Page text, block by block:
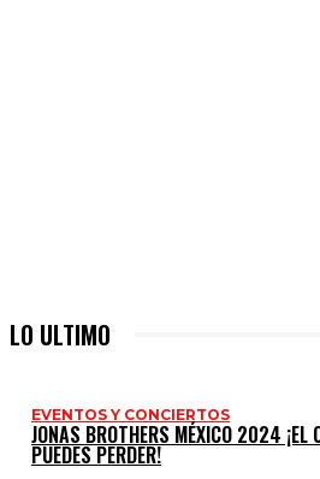
LO ULTIMO
EVENTOS Y CONCIERTOS
JONAS BROTHERS MÉXICO 2024 ¡EL
PUEDES PERDER!